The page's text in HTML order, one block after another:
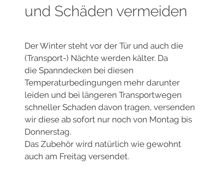
und Schäden vermeiden
Der Winter steht vor der Tür und auch die
(Transport-) Nächte werden kälter. Da
die Spanndecken bei diesen
Temperaturbedingungen mehr darunter
leiden und bei längeren Transportwegen
schneller Schaden davon tragen, versenden
wir diese ab sofort nur noch von Montag bis
Donnerstag.
Das Zubehör wird natürlich wie gewohnt
auch am Freitag versendet.